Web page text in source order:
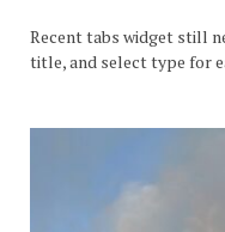
Recent tabs widget still
title, and select type for